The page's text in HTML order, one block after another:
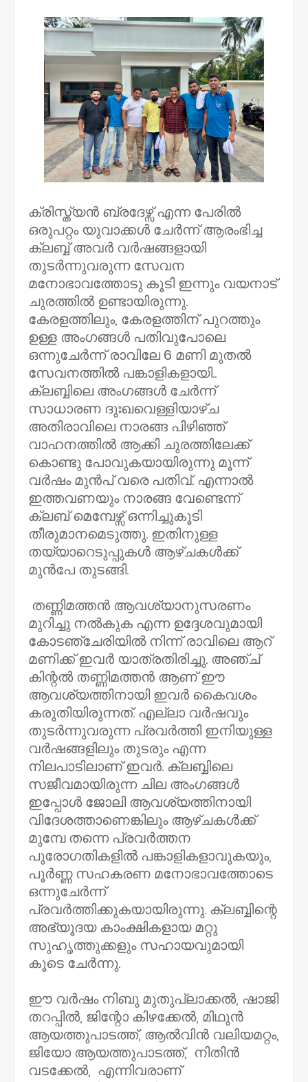
ക്രിസ്ത്യൻ ബ്രദേഴ്സ് എന്ന പേരിൽ
ഒരുപറ്റം യുവാക്കൾ ചേർന്ന് ആരംഭിച്ച
ക്ലബ്ബ് അവർ വർഷങ്ങളായി
തുടർന്നുവരുന്ന സേവന
മനോഭാവത്തോടു കൂടി ഇന്നും വയനാട്
ചുരത്തിൽ ഉണ്ടായിരുന്നു.
കേരളത്തിലും, കേരളത്തിന്‌ പുറത്തും
ഉള്ള അംഗങ്ങൾ പതിവുപോലെ
ഒന്നുചേർന്ന് രാവിലേ 6 മണി മുതൽ
സേവനത്തിൽ പങ്കാളികളായി..
ക്ലബ്ബിലെ അംഗങ്ങൾ ചേർന്ന്
സാധാരണ ദുഃഖവെള്ളിയാഴ്ച
അതിരാവിലെ നാരങ്ങ പിഴിഞ്ഞ്
വാഹനത്തിൽ ആക്കി ചുരത്തിലേക്ക്
കൊണ്ടു പോവുകയായിരുന്നു മൂന്ന്
വർഷം മുൻപ് വരെ പതിവ്. എന്നാൽ
ഇത്തവണയും നാരങ്ങ വേണ്ടെന്ന്
ക്ലബ് മെമ്പേഴ്സ് ഒന്നിച്ചുകൂടി
തീരുമാനമെടുത്തു. ഇതിനുള്ള
തയ്യാറെടുപ്പുകൾ ആഴ്ചകൾക്ക്
മുൻപേ തുടങ്ങി.
തണ്ണിമത്തൻ ആവശ്യാനുസരണം
മുറിച്ചു നൽകുക എന്ന ഉദ്ദേശവുമായി
കോടഞ്ചേരിയിൽ നിന്ന് രാവിലെ ആറ്
മണിക്ക് ഇവർ യാത്രതിരിച്ചു. അഞ്ച്
കിന്റൽ തണ്ണിമത്തൻ ആണ് ഈ
ആവശ്യത്തിനായി ഇവർ കൈവശം
കരുതിയിരുന്നത്. എല്ലാ വർഷവും
തുടർന്നുവരുന്ന പ്രവർത്തി ഇനിയുള്ള
വർഷങ്ങളിലും തുടരും എന്ന
നിലപാടിലാണ് ഇവർ. ക്ലബ്ബിലെ
സജീവമായിരുന്ന ചില അംഗങ്ങൾ
ഇപ്പോൾ ജോലി ആവശ്യത്തിനായി
വിദേശത്താണെങ്കിലും ആഴ്ചകൾക്ക്
മുമ്പേ തന്നെ പ്രവർത്തന
പുരോഗതികളിൽ പങ്കാളികളാവുകയും,
പൂർണ്ണ സഹകരണ മനോഭാവത്തോടെ
ഒന്നുചേർന്ന്
പ്രവർത്തിക്കുകയായിരുന്നു. ക്ലബ്ബിന്റെ
അഭ്യൂദയ കാംക്ഷികളായ മറ്റു
സുഹൃത്തുക്കളും സഹായവുമായി
കൂടെ ചേർന്നു.
ഈ വർഷം നിബു മുതുപ്ലാക്കൽ, ഷാജി
തറപ്പിൽ, ജിന്റോ കിഴക്കേൽ, മിഥുൻ
ആയത്തുപാടത്ത്, ആൽവിൻ വലിയമറ്റം,
ജിയോ ആയത്തുപാടത്ത്, നിതിൻ
വടക്കേൽ, എന്നിവരാണ്